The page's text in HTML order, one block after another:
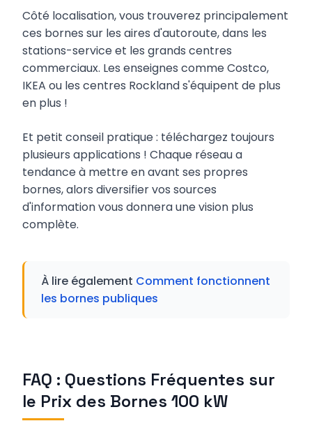
Côté localisation, vous trouverez principalement
ces bornes sur les aires d'autoroute, dans les
stations-service et les grands centres
commerciaux. Les enseignes comme Costco,
IKEA ou les centres Rockland s'équipent de plus
en plus !
Et petit conseil pratique : téléchargez toujours
plusieurs applications ! Chaque réseau a
tendance à mettre en avant ses propres
bornes, alors diversifier vos sources
d'information vous donnera une vision plus
complète.
À lire également Comment fonctionnent
les bornes publiques
FAQ : Questions Fréquentes sur
le Prix des Bornes 100 kW